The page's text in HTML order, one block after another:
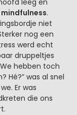
leeg en
mindfulness.
niet
nog een
werd echt
druppeltjes
hebben toch
Hé?” was al snel
Er was
die ons